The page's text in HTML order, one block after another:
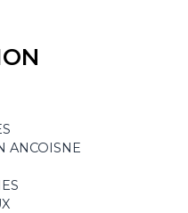
ANCOISNE